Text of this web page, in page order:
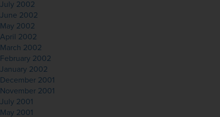
July 2002
June 2002
May 2002
April 2002
March 2002
February 2002
January 2002
December 2001
November 2001
July 2001
May 2001